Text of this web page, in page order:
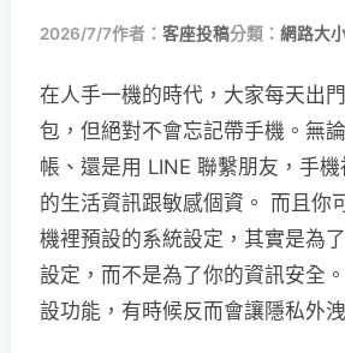
2026/7/7作者： 客座投稿分類： 網路大
在人手一機的時代，大家每天出
包，但絕對不會忘記帶手機。無
帳、還是用 LINE 聯繫朋友，手
的生活資訊跟敏感個資。 而且你
機裡預設的系統設定，其實是為
設定，而不是為了你的資訊安全
設功能，有時候反而會讓隱私外洩